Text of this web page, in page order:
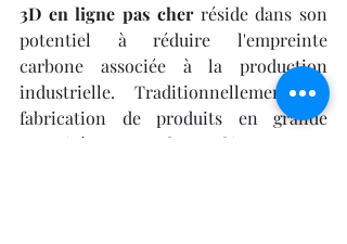
3D en ligne pas cher réside dans son
potentiel à réduire l'empreinte
carbone associée à la production
industrielle. Traditionnellement, la
fabrication de produits en grande
quantité engendre d'importantes